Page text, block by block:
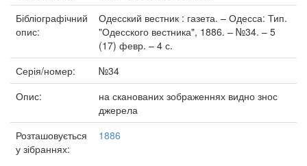
Бібліографічний
опис:
Одесский вестник : газета. – Одесса: Тип.
"Одесского вестника", 1886. – №34. – 5
(17) февр. – 4 с.
Серія/номер:
№34
Опис:
на сканованих зображеннях видно знос
джерела
Розташовується
у зібраннях:
1886